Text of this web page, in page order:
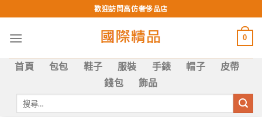
to
content
歡迎訪問高仿奢侈品店
0
首頁 包包 鞋子 服裝 手錶 帽子
皮帶
錢包
飾品